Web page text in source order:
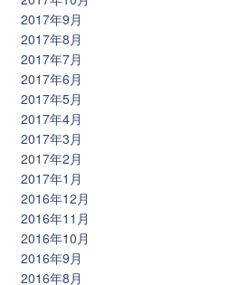
2017年9月
2017年8月
2017年7月
2017年6月
2017年5月
2017年4月
2017年3月
2017年2月
2017年1月
2016年12月
2016年11月
2016年10月
2016年9月
2016年8月